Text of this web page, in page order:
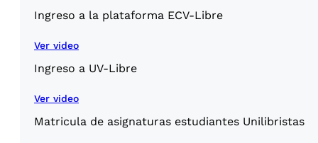
Ingreso a la plataforma ECV-Libre
Ver video
Ingreso a UV-Libre
Ver video
Matricula de asignaturas estudiantes Unilibristas